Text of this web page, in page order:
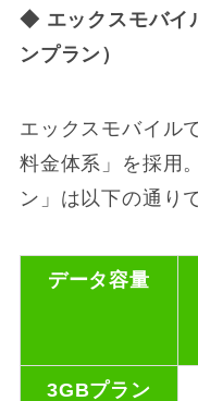
◆ エックスモバイ
ンプラン）
エックスモバイル
料金体系」を採用
ン」は以下の通り
データ容量
3GBプラン